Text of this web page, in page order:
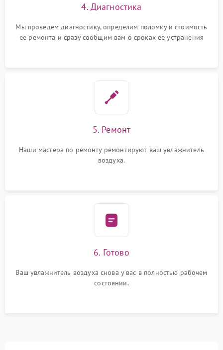
4. Диагностика
Мы проведем диагностику, определим поломку и стоимость
ее ремонта и сразу сообщим вам о сроках ее устранения
5. Ремонт
Наши мастера по ремонту ремонтируют ваш увлажнитель
воздуха.
6. Готово
Ваш увлажнитель воздуха снова у вас в полностью рабочем
состоянии.